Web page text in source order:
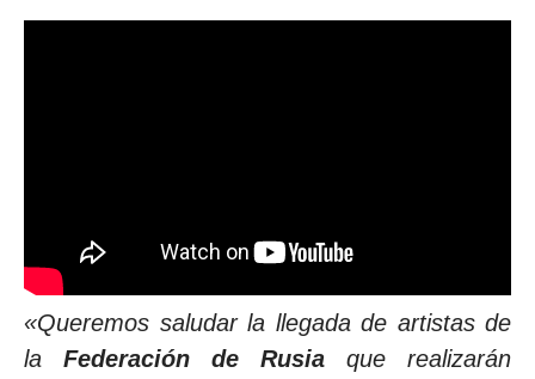
«Queremos saludar la llegada de artistas de
la Federación de Rusia que realizarán